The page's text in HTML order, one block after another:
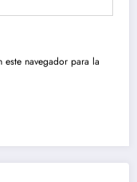
navegador para la